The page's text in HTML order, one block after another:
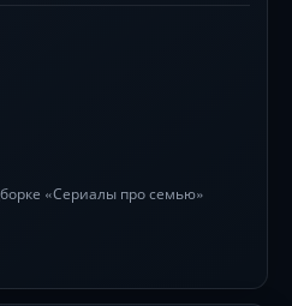
«Сериалы про семью»